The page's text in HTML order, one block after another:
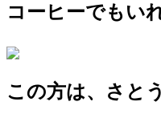
コーヒーでもい
この方は、さと